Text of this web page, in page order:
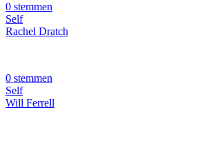
0 stemmen
Self
Rachel Dratch
0 stemmen
Self
Will Ferrell